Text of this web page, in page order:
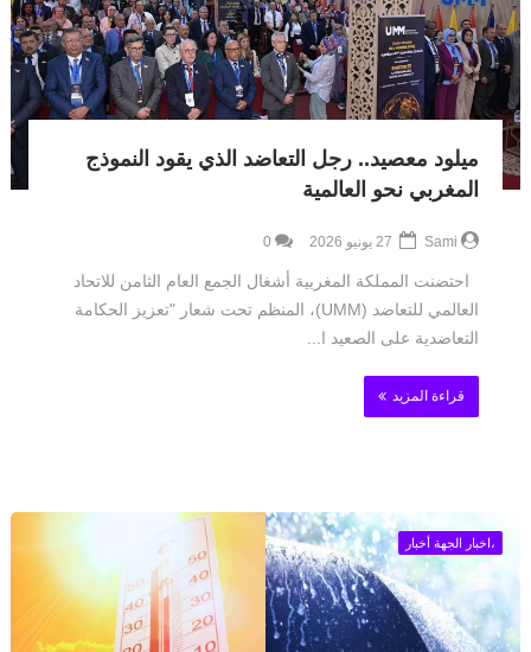
ميلود معصيد.. رجل التعاضد الذي يقود النموذج
المغربي نحو العالمية
Sami
0
احتضنت المملكة المغربية أشغال الجمع العام الثامن للاتحاد
العالمي للتعاضد (UMM)، المنظم تحت شعار "تعزيز الحكامة
التعاضدية على الصعيد ا...
قراءة المزيد
،اخبار الجهة أخبار